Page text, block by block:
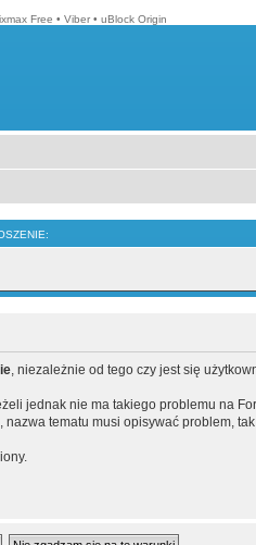
Free • Viber • uBlock Origin
, niezależnie od tego czy jest się
jednak nie ma takiego problemu na
tematu musi opisywać problem,